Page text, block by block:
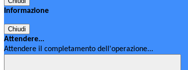
Informazione
Chiudi
Attendere...
Attendere il completamento dell'operazione...